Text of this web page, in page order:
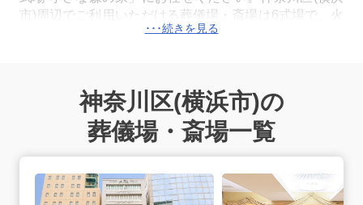
市) 周辺でご利用いただける葬儀場・斎場は6式場で、火
葬は横浜市が運営する公営の斎場の横浜市北部斎場、横
金（横浜市北部斎場、横浜市営戸塚斎場：12,000円）
でご利用いただけます。病院や施設から搬送が必要な場
合は、神奈川区 (横浜市)
内の式場の専用安置室またはご
自宅へご搬送いたします。24時間365日、深夜早朝でも
対応できる体制が整っておりますので安心してご連絡く
ださい。
神奈川区(横浜市)の
葬儀場・斎場一覧